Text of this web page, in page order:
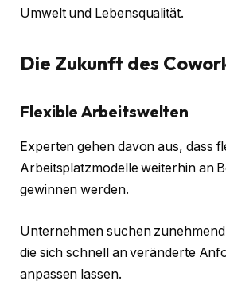
Umwelt und Lebensqualität.
Die Zukunft des
Flexible Arbeitswelten
Experten gehen davon aus, dass
Arbeitsplatzmodelle weiterhin an
gewinnen werden.
Unternehmen suchen
die sich schnell an veränderte
anpassen lassen.